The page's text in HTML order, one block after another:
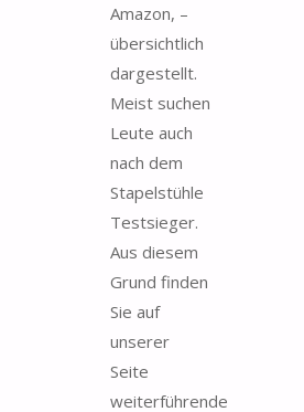
Amazon, –
übersichtlich
dargestellt.
Meist suchen
Leute auch
nach dem
Stapelstühle
Testsieger.
Aus diesem
Grund finden
Sie auf
unserer
Seite
weiterführende